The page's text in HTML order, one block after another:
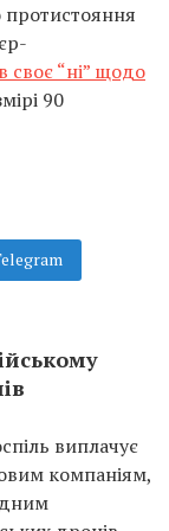
протистояння
своє “ні” щодо
90
виплачує
компаніям,